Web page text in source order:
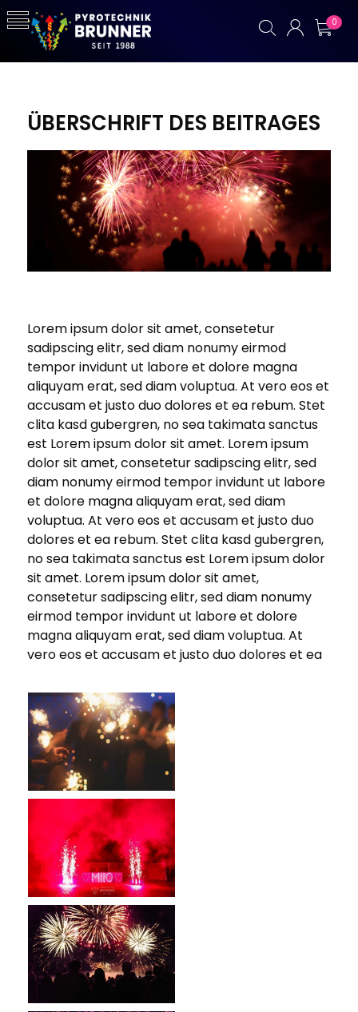
0
ÜBERSCHRIFT DES BEITRAGES
Lorem ipsum dolor sit amet, consetetur
sadipscing elitr, sed diam nonumy eirmod
tempor invidunt ut labore et dolore magna
aliquyam erat, sed diam voluptua. At vero eos et
accusam et justo duo dolores et ea rebum. Stet
clita kasd gubergren, no sea takimata sanctus
est Lorem ipsum dolor sit amet. Lorem ipsum
dolor sit amet, consetetur sadipscing elitr, sed
diam nonumy eirmod tempor invidunt ut labore
et dolore magna aliquyam erat, sed diam
voluptua. At vero eos et accusam et justo duo
dolores et ea rebum. Stet clita kasd gubergren,
no sea takimata sanctus est Lorem ipsum dolor
sit amet. Lorem ipsum dolor sit amet,
consetetur sadipscing elitr, sed diam nonumy
eirmod tempor invidunt ut labore et dolore
magna aliquyam erat, sed diam voluptua. At
vero eos et accusam et justo duo dolores et ea